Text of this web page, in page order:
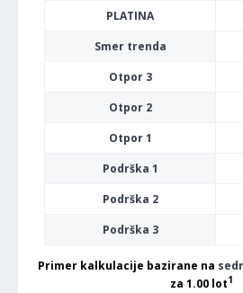
PLATINA
Smer trenda
Otpor 3
Otpor 2
Otpor 1
Podrška 1
Podrška 2
Podrška 3
Primer kalkulacije bazirane na
za 1.00 lot1